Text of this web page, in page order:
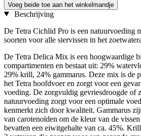
Voeg beide toe aan het winkelmandje
Beschrijving
De Tetra Cichlid Pro is een natuurvoeding
soorten voor alle siervissen in het
De Tetra Delica Mix is een hoogwaardige
compartimenten en bestaat uit: 29%
29% krill, 24% gammarus. Deze mix is de
het Tetra hoofdvoer en zorgt voor een
voeding. De zorgvuldig gevriesdroogde of
natuurvoeding zorgt voor een optimale
kenmerkt zich door kwaliteit. Gammarus
van carotenoïden om de kleur van de
bevatten een eiwitgehalte van ca. 45%.